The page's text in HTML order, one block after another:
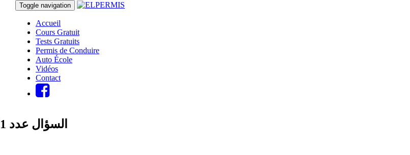
Toggle navigation
Accueil
Cours Gratuit
Tests Gratuits
Permis de Conduire
Auto École
Vidéos
Contact
1 السؤال عدد